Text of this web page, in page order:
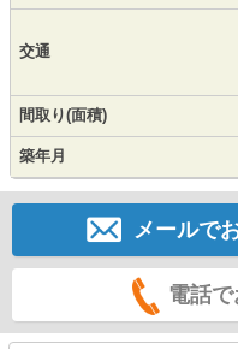
交通
間取り(面積)
築年月
メールで
電話